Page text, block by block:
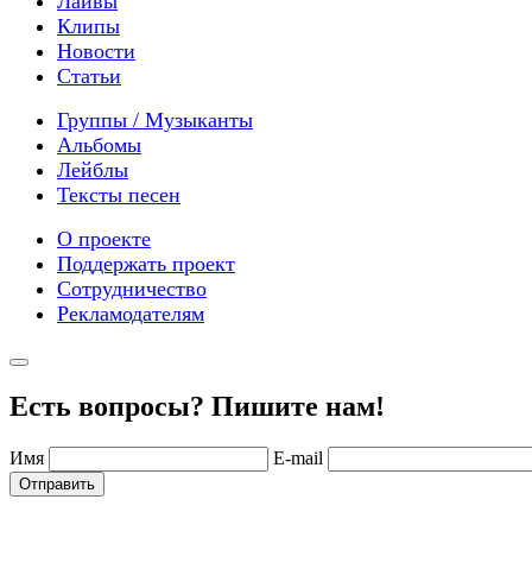
Клипы
Новости
Статьи
Группы / Музыканты
Альбомы
Лейблы
Тексты песен
О проекте
Поддержать проект
Сотрудничество
Рекламодателям
Есть вопросы? Пишите нам!
Имя E-mail